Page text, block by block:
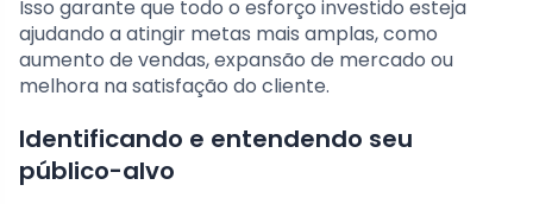
Isso garante que todo o esforço investido esteja
ajudando a atingir metas mais amplas, como
aumento de vendas, expansão de mercado ou
melhora na satisfação do cliente.
Identificando e entendendo seu
público-alvo